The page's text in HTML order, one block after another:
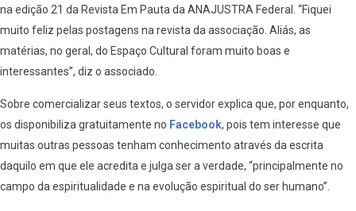
na edição 21 da Revista Em Pauta da ANAJUSTRA Federal. “Fiquei
muito feliz pelas postagens na revista da associação. Aliás, as
matérias, no geral, do Espaço Cultural foram muito boas e
interessantes”, diz o associado.
Sobre comercializar seus textos, o servidor explica que, por enquanto,
os disponibiliza gratuitamente no Facebook, pois tem interesse que
muitas outras pessoas tenham conhecimento através da escrita
daquilo em que ele acredita e julga ser a verdade, “principalmente no
campo da espiritualidade e na evolução espiritual do ser humano”.